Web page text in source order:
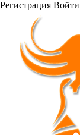
Регистрация Войти